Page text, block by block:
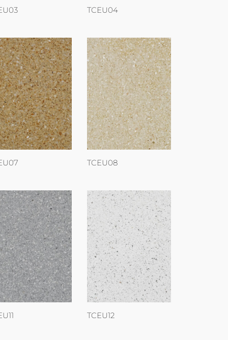
TCEU04
TCEU08
TCEU12